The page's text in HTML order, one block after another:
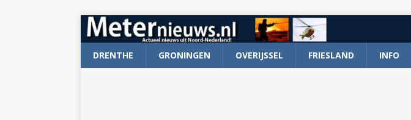
DRENTHE GRONINGEN OVERIJSSEL FRIESLAND INFO